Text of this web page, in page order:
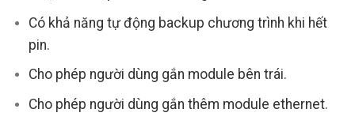
Có khả năng tự động backup chương trình khi hết
pin.
Cho phép người dùng gắn module bên trái.
Cho phép người dùng gắn thêm module ethernet.